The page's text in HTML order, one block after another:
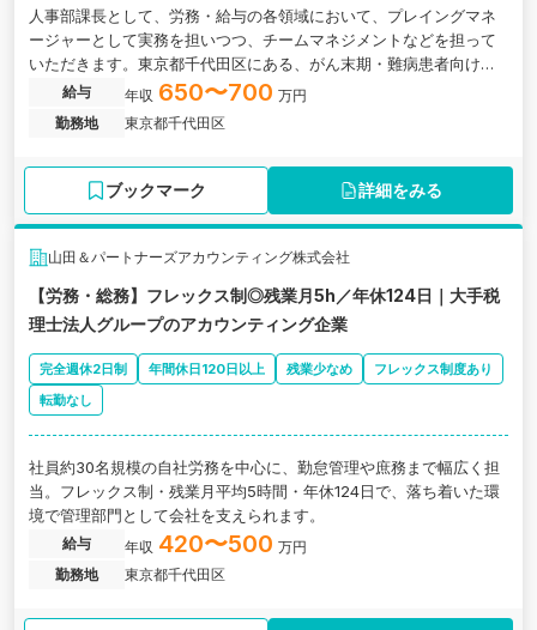
人事部課長として、労務・給与の各領域において、プレイングマネ
ージャーとして実務を担いつつ、チームマネジメントなどを担って
いただきます。東京都千代田区にある、がん末期・難病患者向けホ
スピス住宅等の運営を行うグロース上場企業の求人です。
給与 年収 650〜700 万円
勤務地
東京都千代田区
ブックマーク 詳細をみる
山田＆パートナーズアカウンティング株式会社
【労務・総務】フレックス制◎残業月5h／年休124日｜大手税
理士法人グループのアカウンティング企業
完全週休2日制 年間休日120日以上 残業少なめ
フレックス制度あり
転勤なし
社員約30名規模の自社労務を中心に、勤怠管理や庶務まで幅広く担
当。フレックス制・残業月平均5時間・年休124日で、落ち着いた環
境で管理部門として会社を支えられます。
給与 年収 420〜500 万円
勤務地
東京都千代田区